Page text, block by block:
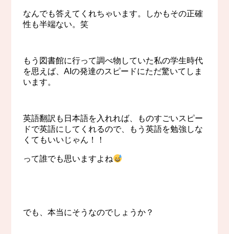
なんでも答えてくれちゃいます。しかもその正確
性も半端ない。笑
もう図書館に行って調べ物していた私の学生時代
を思えば、AIの発達のスピードにただ驚いてしま
います。
英語翻訳も日本語を入れれば、ものすごいスピー
ドで英語にしてくれるので、もう英語を勉強しな
くてもいいじゃん！！
って誰でも思いますよね
でも、本当にそうなのでしょうか？